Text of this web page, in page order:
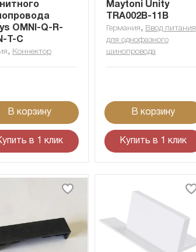
OMNI-Q-R-
Т-C
, Коннектор
В корзину
в 1 клик
Maytoni Unity
TRA002B-11B
Германия , Ввод питания
для однофазного
шинопровода
В корзину
Купить в 1 клик